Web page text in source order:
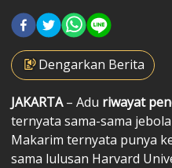
Dengarkan Berita
JAKARTA– Adu riwayat
ternyata sama-sama
Makarim ternyata punya
sama lulusan Harvard